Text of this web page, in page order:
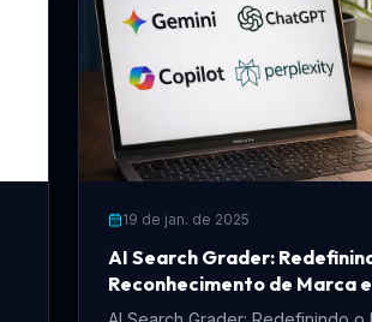
19 de jan. de 2025
AI Search Grader:
Reconhecimento de Marca
Sentimento